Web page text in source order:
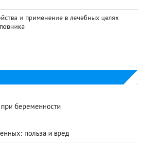
и применение в лечебных целях
беременности
польза и вред